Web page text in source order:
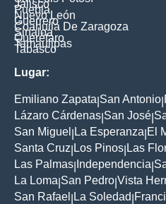
Jalisco
Puebla
Nuevo León
Guerrero
Coahuila De Zaragoza
Sinaloa
Querétaro
Tamaulipas
Tabasco
Lugar:
Emiliano Zapata San Antonio
Lázaro Cárdenas San José
San Miguel
La Esperanza El
Santa Cruz Los Pinos Las
Las Palmas Independencia
La Loma San Pedro Vista
San Rafael
La Soledad